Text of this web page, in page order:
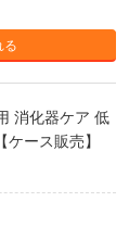
消化器ケア 低
ース販売】